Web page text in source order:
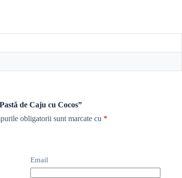
de Caju cu Cocos”
obligatorii sunt marcate cu *
Email